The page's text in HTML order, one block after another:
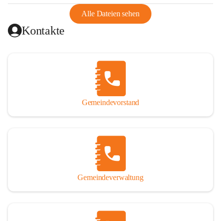
Aus diesem Grund war die Bevölkerung dazu gezwungen,
Schmuggel zu betreiben. Es kam oft zu nächtlichen
Überfällen und Schießereien. Erst mit dem Anschluss des
wirtschaftlich ging es bergauf. Dieser Aufschwung endete
1926. Es folgten Arbeitslosigkeit, Preissteigerung und
Unanbringlichkeit von Produkten. Daher wurde der
Anschluss an das Deutsche Reich begrüßt. Als der Zweite
Weltkrieg ausbrach, schwang die Stimmung um. Es starben
26 Männer an der Front, weitere 16 werden vermisst.
Von 1971 bis 1991 gehörte Wörterberg zur Gemeinde
Ollersdorf. Durch den Einsatz von mehreren Ortsansässigen
wurde Wörterberg 1991 wieder eine eigenständige
Die Gemeinde liegt im Südburgenland im Nordwesten des
Alle Dateien sehen
Kontakte
Gemeindevorstand
Gemeindeverwaltung